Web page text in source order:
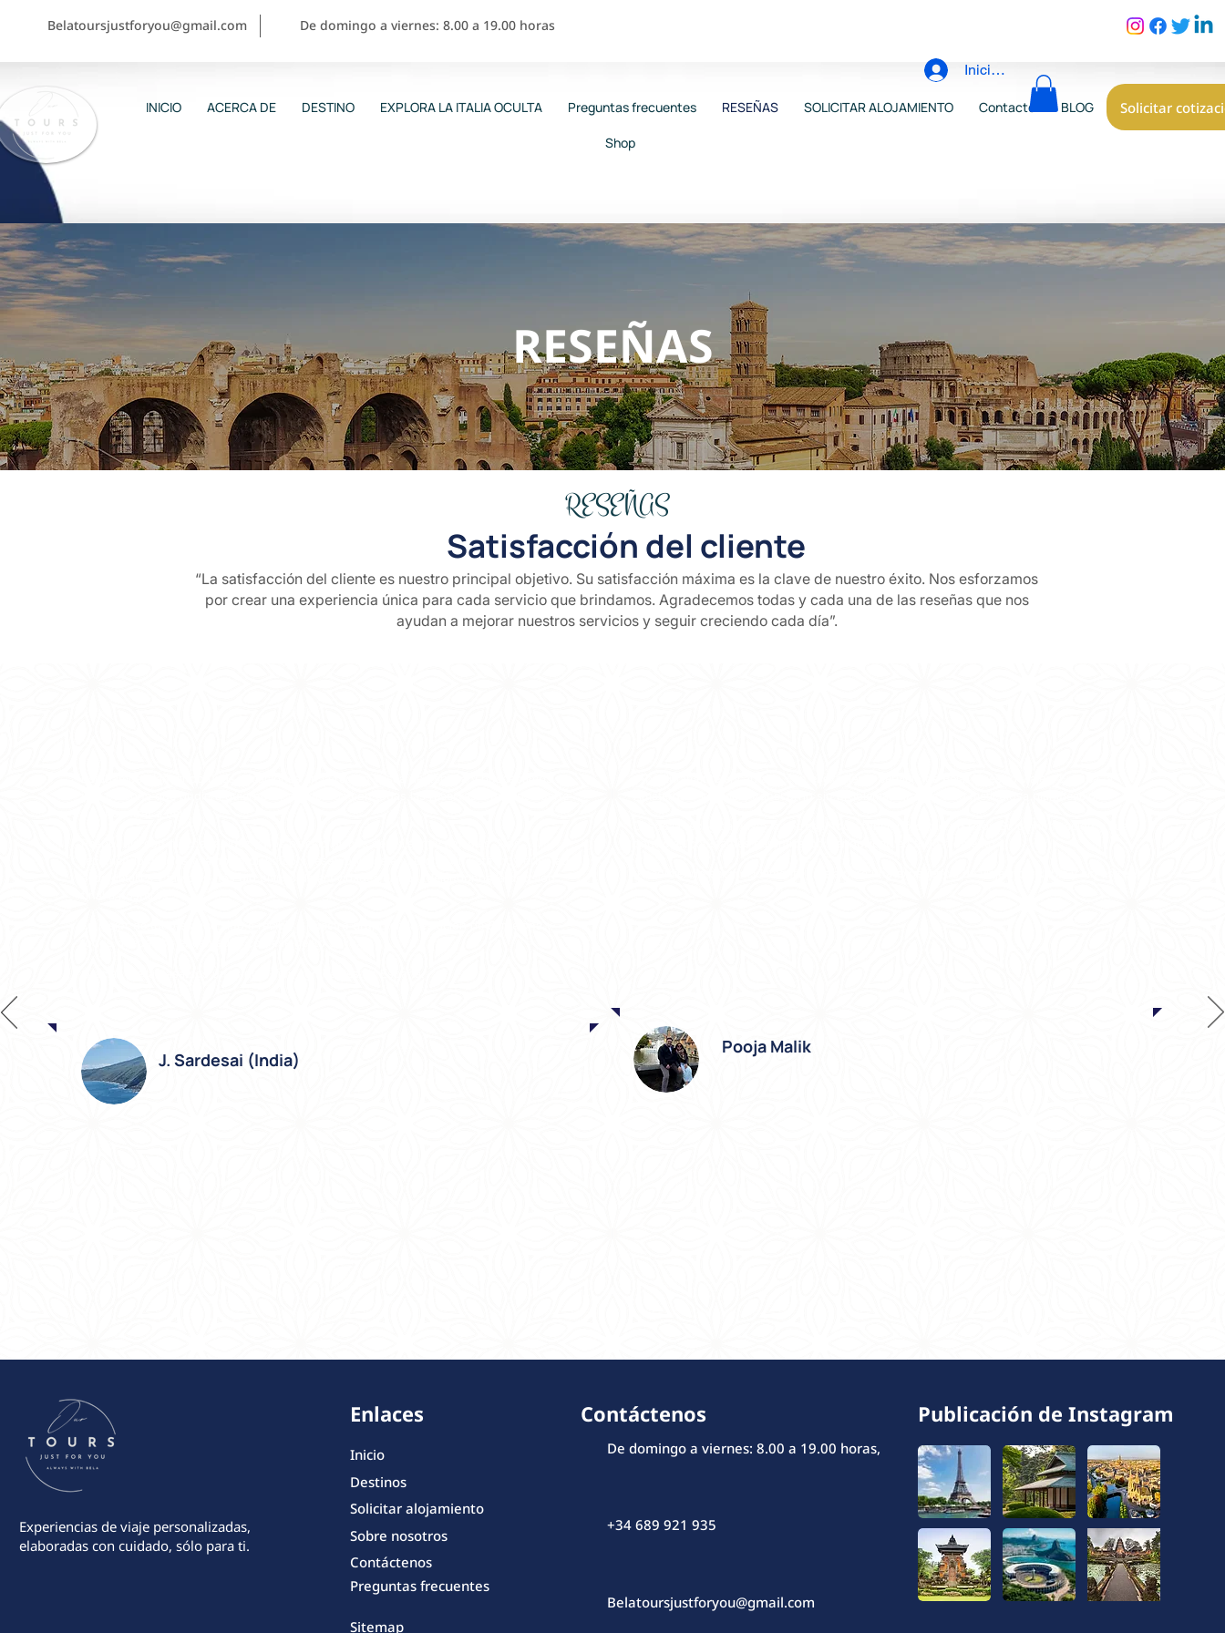
Belatoursjustforyou@gmail.com De domingo a viernes: 8.00 a 19.00 horas
INICIO ACERCA DE DESTINO EXPLORA LA ITALIA OCULTA Preguntas frecuentes RESEÑAS SOLICITAR ALOJAMIENTO Contacto BLOG
Shop
Solicitar
Iniciar sesión
RESEÑAS
RESEÑAS
Satisfacción del cliente
“La satisfacción del cliente es nuestro principal objetivo. Su satisfacción máxima es la clave de nuestro éxito. Nos esforzamos
por crear una experiencia única para cada servicio que brindamos. Agradecemos todas y cada una de las reseñas que nos
ayudan a mejorar nuestros servicios y seguir creciendo cada día”.
J. Sardesai (India)
Pooja Malik
Experiencias de viaje personalizadas,
elaboradas con cuidado, sólo para ti.
Enlaces
Inicio
Destinos
Solicitar alojamiento
Sobre nosotros
Contáctenos
Preguntas frecuentes
Contáctenos
De domingo a viernes: 8.00 a 19.00 horas,
+34 689 921 935
Belatoursjustforyou@gmail.com
Publicación de Instagram
Sitemap